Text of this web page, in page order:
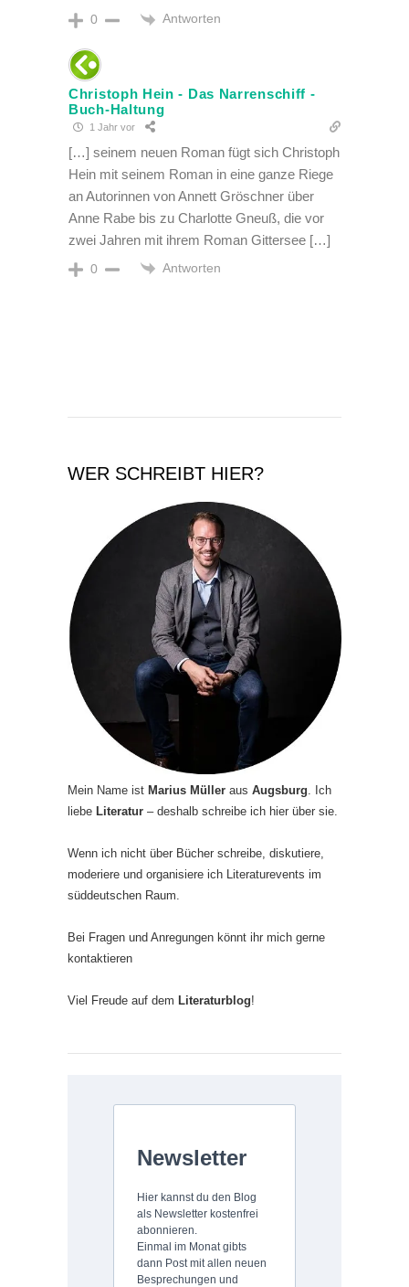
0 Antworten
Christoph Hein - Das Narrenschiff -
Buch-Haltung
1 Jahr vor
[…] seinem neuen Roman fügt sich Christoph
Hein mit seinem Roman in eine ganze Riege
an Autorinnen von Annett Gröschner über
Anne Rabe bis zu Charlotte Gneuß, die vor
zwei Jahren mit ihrem Roman Gittersee […]
0 Antworten
WER SCHREIBT HIER?
Mein Name ist Marius Müller aus Augsburg . Ich
liebe Literatur – deshalb schreibe ich hier über sie.
Wenn ich nicht über Bücher schreibe, diskutiere,
moderiere und organisiere ich Literaturevents im
süddeutschen Raum.
Bei Fragen und Anregungen könnt ihr mich gerne
kontaktieren
Viel Freude auf dem Literaturblog!
Newsletter
Hier kannst du den Blog
als Newsletter kostenfrei
abonnieren.
Einmal im Monat gibts
dann Post mit allen neuen
Besprechungen und